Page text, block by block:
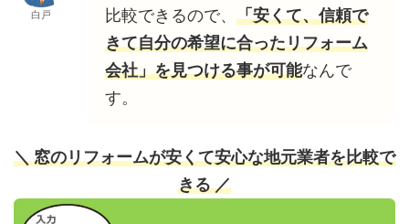
白戸
比較できるので、 「安くて、信頼で
きて自分の希望に合ったリフォーム
会社」を見つける事が可能なんで
す。
＼ 窓のリフォームが安くて安心な地元業者を比較で
きる ／